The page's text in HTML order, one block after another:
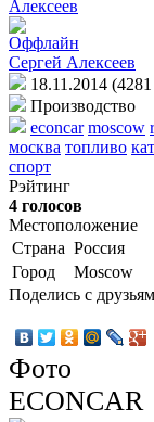
Сергей Алексеев
18.11.2014
Производство
econcar moscow
москва топливо
спорт
Рэйтинг
4 голосов
Местоположение
Страна Россия
Город
Moscow
Поделись с
Фото
ECONCAR